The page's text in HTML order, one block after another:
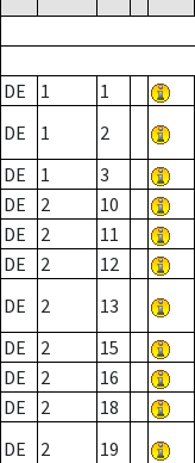
DE 1 1
DE
1 2
DE
1 3
DE
2 10
DE
2 11
DE
2 12
DE
2 13
DE
2 15
DE
2 16
DE
2 18
DE
2 19